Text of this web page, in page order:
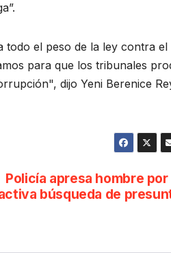
todo el peso de la ley contra
para que los tribunales
dijo Yeni Berenice
Policía apresa hombre
búsqueda de